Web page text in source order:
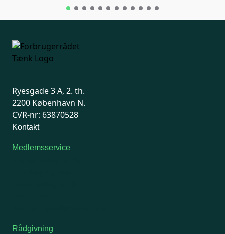
Ryesgade 3 A, 2. th.
2200 København N.
CVR-nr: 63870528
Kontakt
Medlemsservice
Rådgivning